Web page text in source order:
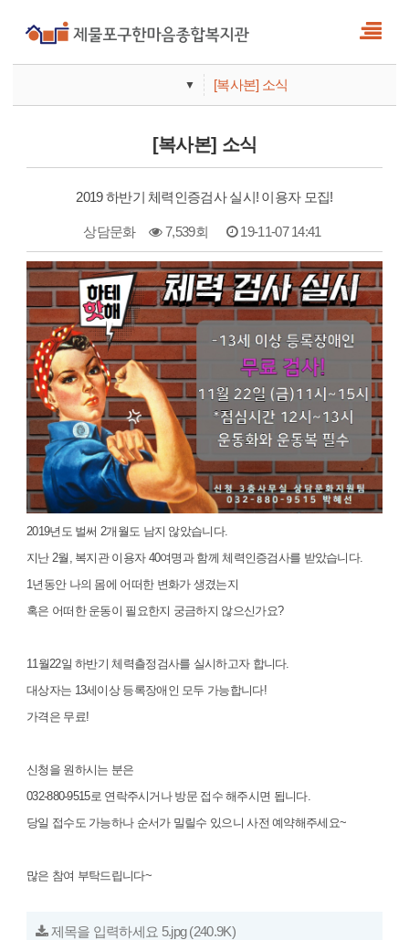
▼
기관안내
[복사본] 소식
[복사본] 소식
2019 하반기 체력인증검사 실시! 이용자 모집!
상담문화 7,539회 19-11-07 14:41
본문
2019년도 벌써 2개월도 남지 않았습니다.
지난 2월, 복지관 이용자 40여명과 함께 체력인증검사를 받았습니다.
1년동안 나의 몸에 어떠한 변화가 생겼는지
혹은 어떠한 운동이 필요한지 궁금하지 않으신가요?
11월22일 하반기 체력츨정검사를 실시하고자 합니다.
대상자는 13세이상 등록장애인 모두 가능합니다!
가격은 무료!
신청을 원하시는 분은
032-880-9515로 연락주시거나 방문 접수 해주시면 됩니다.
당일 접수도 가능하나 순서가 밀릴수 있으니 사전 예약해주세요~
많은 참여 부탁드립니다~
제목을 입력하세요 5.jpg(240.9K)